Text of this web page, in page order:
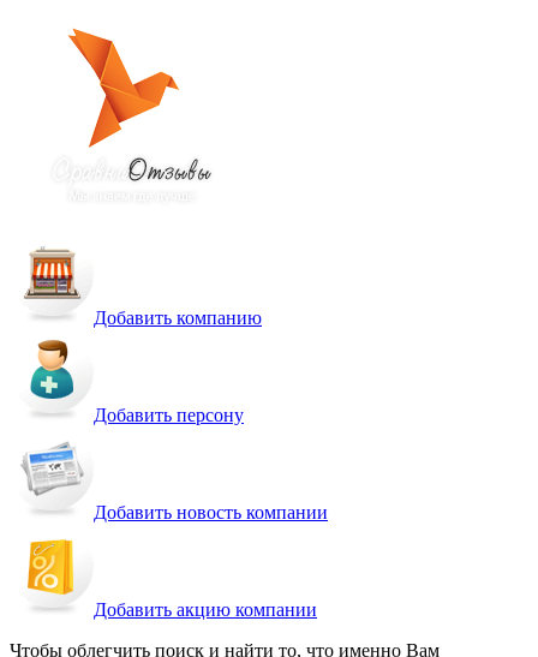
Добавить компанию
Добавить персону
Добавить новость компании
Добавить акцию компании
Чтобы облегчить поиск и найти то, что именно Вам